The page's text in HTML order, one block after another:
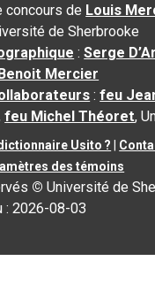
concours de Louis
de Sherbrooke
:Serge
Mercier
:feu
feu Michel Théoret,
Usito ?
des témoins
© Université de
:2026-08-03